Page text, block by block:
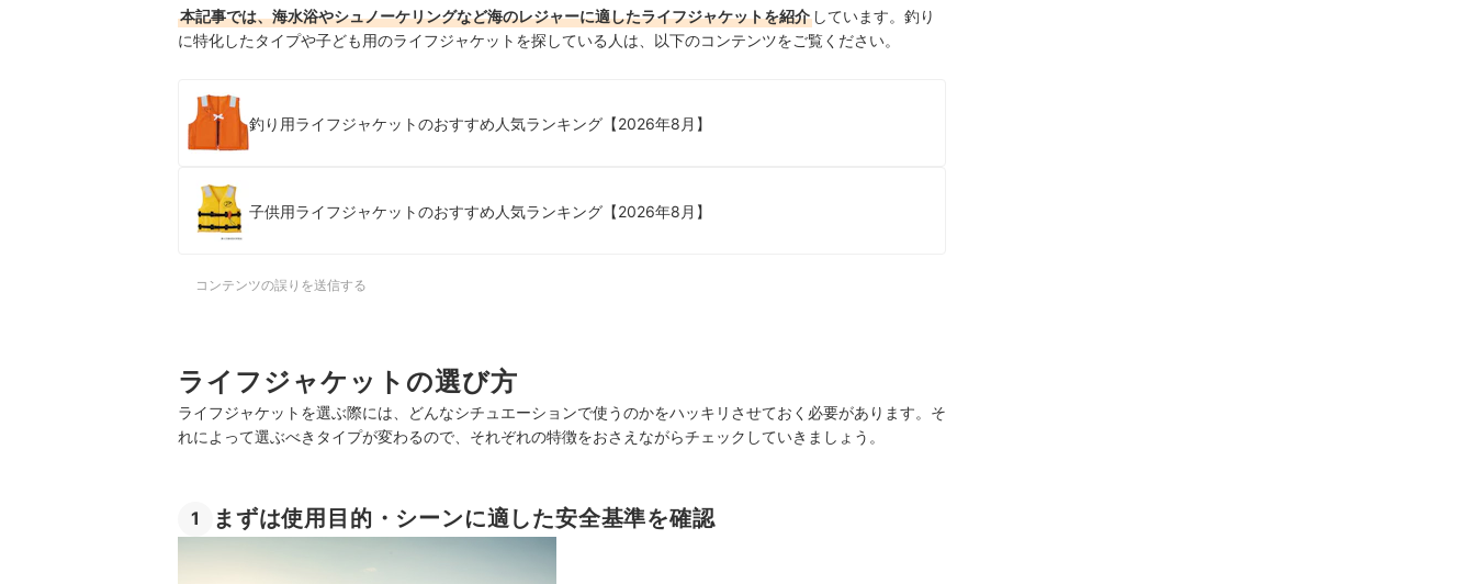
本記事では、海水浴やシュノーケリングなど海のレジャーに適したライフジャケットを紹介 しています。釣り
に特化したタイプや子ども用のライフジャケットを探している人は、以下のコンテンツをご覧ください。
釣り用ライフジャケットのおすすめ人気ランキング【2026年8月】
子供用ライフジャケットのおすすめ人気ランキング【2026年8月】
コンテンツの誤りを送信する
ライフジャケットの選び方
ライフジャケットを選ぶ際には、どんなシチュエーションで使うのかをハッキリさせておく必要があります。そ
れによって選ぶべきタイプが変わるので、それぞれの特徴をおさえながらチェックしていきましょう。
1 まずは使用目的・シーンに適した安全基準を確認